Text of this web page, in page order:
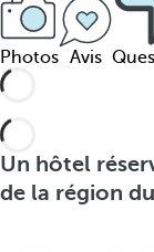
Photos Avis
Un hôtel
de la région